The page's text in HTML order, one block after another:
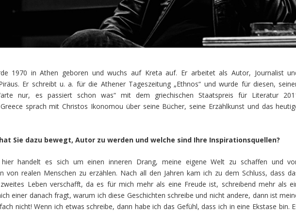
1970 in Athen geboren und wuchs auf Kreta auf. Er arbeitet als Autor, Journalist
Er schreibt u. a. für die Athener Tageszeitung „Ethnos“ und wurde für diesen,
nur, es passiert schon was“ mit dem griechischen Staatspreis für Literatur
sprach mit Christos Ikonomou über seine Bücher, seine Erzählkunst und das
Sie dazu bewegt, Autor zu werden und welche sind Ihre Inspirationsquellen?
handelt es sich um einen inneren Drang, meine eigene Welt zu schaffen und
von realen Menschen zu erzählen. Nach all den Jahren kam ich zu dem Schluss, dass
Leben verschafft, da es für mich mehr als eine Freude ist, schreibend mehr als
einer danach fragt, warum ich diese Geschichten schreibe und nicht andere, dann ist
nicht! Wenn ich etwas schreibe, dann habe ich das Gefühl, dass ich in eine Ekstase bin.